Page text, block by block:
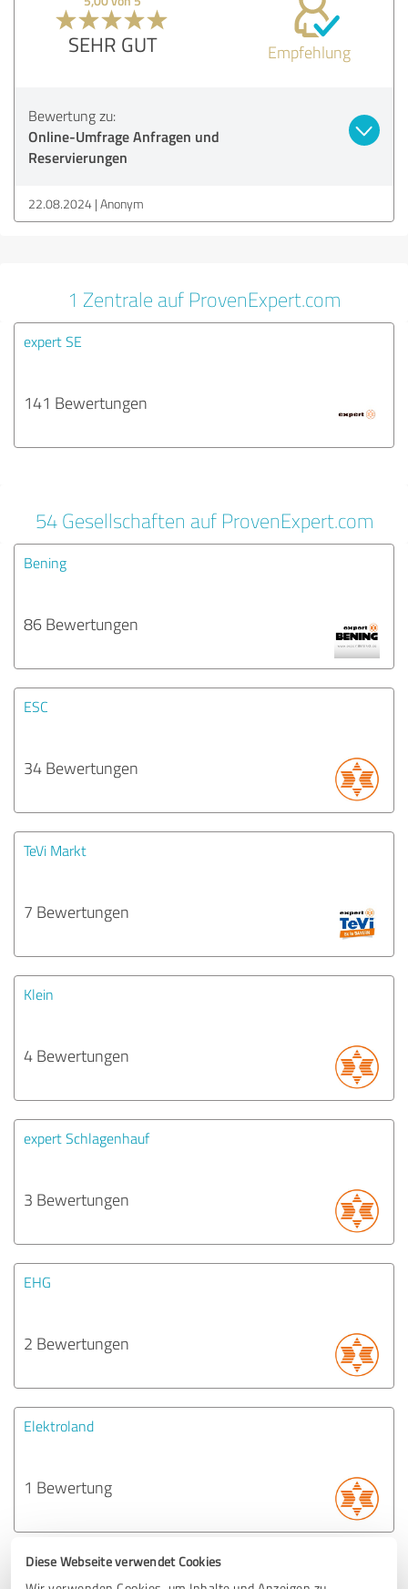
Diese Webseite verwendet Cookies
SEHR GUT Empfehlung
Bewertung zu:
Online-Umfrage Anfragen und
Reservierungen
22.08.2024 Anonym
1 Zentrale auf ProvenExpert.com
expert SE
141 Bewertungen
54 Gesellschaften auf ProvenExpert.com
Bening
86 Bewertungen
ESC
34 Bewertungen
TeVi Markt
7 Bewertungen
Klein
4 Bewertungen
expert Schlagenhauf
3 Bewertungen
EHG
2 Bewertungen
Elektroland
1 Bewertung
expert Schwarz/Günzburg